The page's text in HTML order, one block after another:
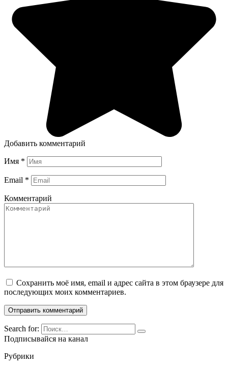
Добавить комментарий
Имя *
Email *
Комментарий
Сохранить моё имя, email и адрес сайта в этом браузере для
последующих моих комментариев.
Search for:
Подписывайся на канал
Рубрики